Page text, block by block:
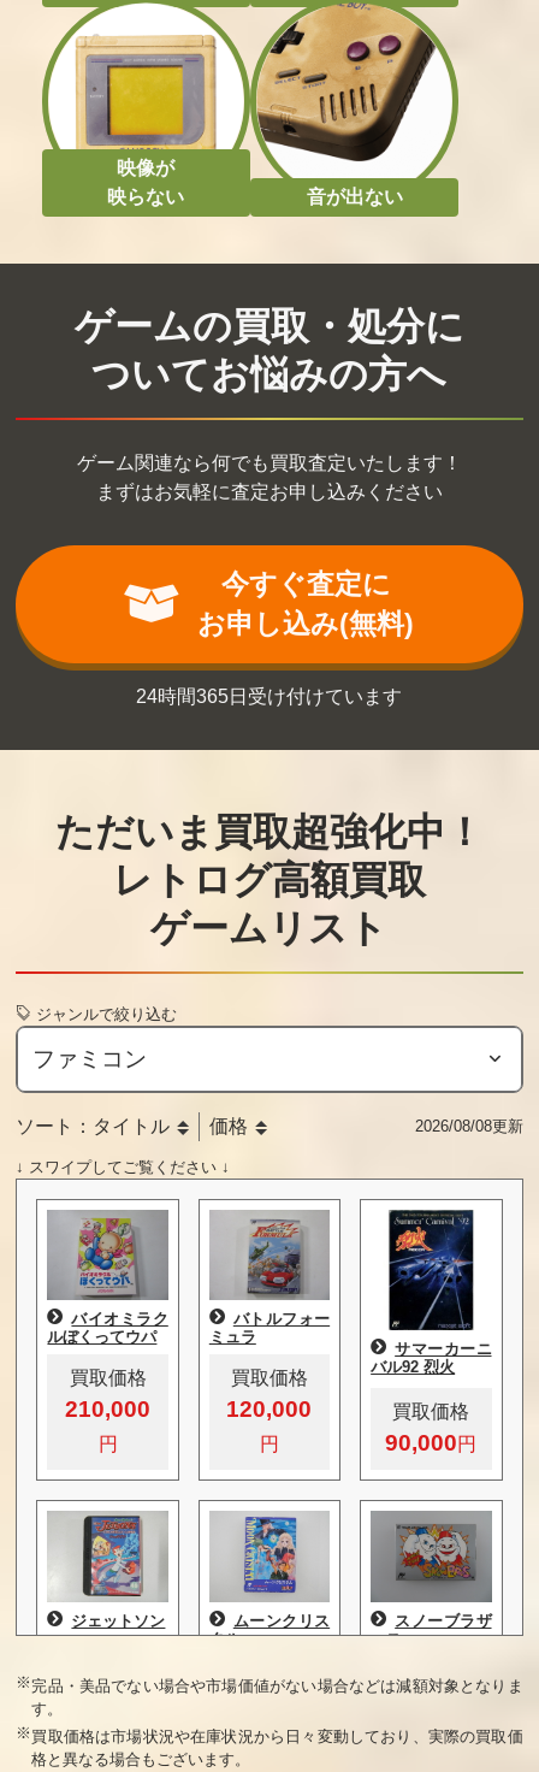
映像が
映らない
音が出ない
ゲームの買取・処分に
ついてお悩みの方へ
ゲーム関連なら何でも買取査定いたします！
まずはお気軽に査定お申し込みください
今すぐ査定に
お申し込み(無料)
24時間365日受け付けています
ただいま買取超強化中！
レトログ高額買取
ゲームリスト
ジャンルで絞り込む
ソート： タイトル 価格 2026/08/08更新
↓ スワイプしてご覧ください ↓
バイオミラク
ルぼくってウパ
買取価格
210,000
バトルフォー
ミュラ
買取価格
120,000
サマーカーニ
バル92 烈火
買取価格
90,000
ジェットソン
買取価格
ムーンクリス
タル
買取価格
スノーブラザ
ース
買取価格
※完品・美品でない場合や市場価値がない場合などは減額対象となりま
す。
※ 買取価格は市場状況や在庫状況から日々変動しており、実際の買取価
格と異なる場合もございます。